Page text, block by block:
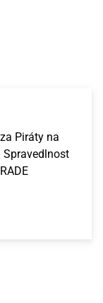
Piráty na
Spravedlnost